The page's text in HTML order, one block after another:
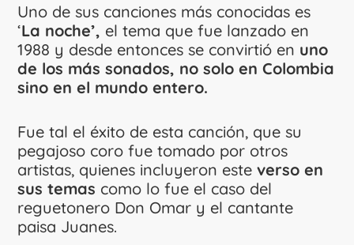
Uno de sus canciones más conocidas es
‘La noche’, el tema que fue lanzado en
1988 y desde entonces se convirtió en uno
de los más sonados, no solo en Colombia
sino en el mundo entero.
Fue tal el éxito de esta canción, que su
pegajoso coro fue tomado por otros
artistas, quienes incluyeron este verso en
sus temas como lo fue el caso del
reguetonero Don Omar y el cantante
paisa Juanes.